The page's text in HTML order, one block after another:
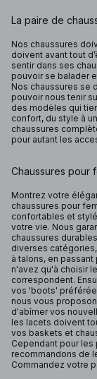
La paire de
Nos chaussures
doivent avant tout
sentir dans ses
pouvoir se balader
Nos chaussures se
pouvoir nous tenir
des modèles qui
confort, du style à
chaussures
pour autant les
Chaussures pour
Montrez votre
chaussures pour
confortables et
votre vie. Nous
chaussures
diverses
à talons, en
n'avez qu'à choisir
correspondent.
vos 'boots'
nous vous
d'abîmer vos
les lacets doivent
vos baskets et
Cependant pour les
recommandons de
Commandez votre